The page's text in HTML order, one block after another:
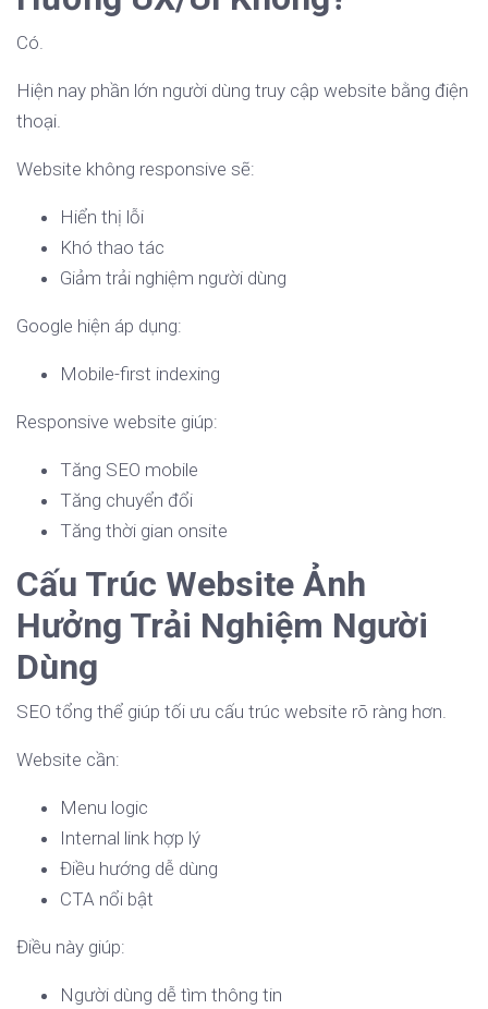
Có.
Hiện nay phần lớn người dùng truy cập website bằng điện
thoại.
Website không responsive sẽ:
Hiển thị lỗi
Khó thao tác
Giảm trải nghiệm người dùng
Google hiện áp dụng:
Mobile-first indexing
Responsive website giúp:
Tăng SEO mobile
Tăng chuyển đổi
Tăng thời gian onsite
Cấu Trúc Website Ảnh
Hưởng Trải Nghiệm Người
Dùng
SEO tổng thể giúp tối ưu cấu trúc website rõ ràng hơn.
Website cần:
Menu logic
Internal link hợp lý
Điều hướng dễ dùng
CTA nổi bật
Điều này giúp:
Người dùng dễ tìm thông tin